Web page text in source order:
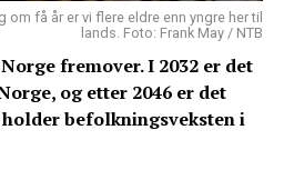
få år er vi flere eldre enn yngre her til
lands. Foto: Frank May / NTB
fremover. I 2032 er det
og etter 2046 er det
befolkningsveksten i